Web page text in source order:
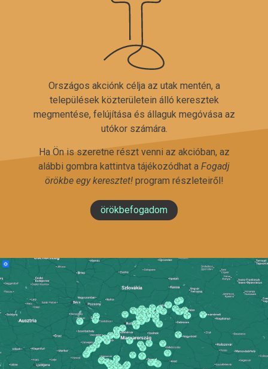
Országos akciónk célja az utak mentén, a
települések közterületein álló keresztek
megmentése, felújítása és állaguk megóvása az
utókor számára.
Ha Ön is szeretne részt venni az akcióban, az
alábbi gombra kattintva tájékozódhat a Fogadj
örökbe egy keresztet!program részleteiről!
örökbefogadom